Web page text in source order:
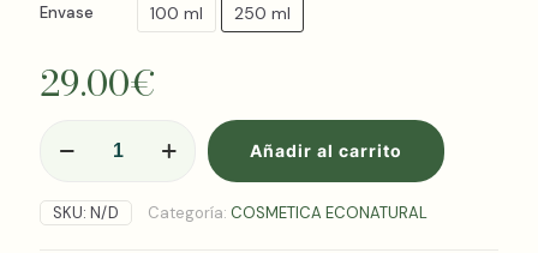
Envase 100 ml 250 ml
29.00€
ECOLOGICO
DE
"ALOE
Añadir al carrito
SKU: N/D Categoría: COSMETICA ECONATURAL